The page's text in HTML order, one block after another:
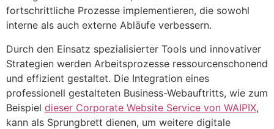
fortschrittliche Prozesse implementieren, die sowohl
interne als auch externe Abläufe verbessern.
Durch den Einsatz spezialisierter Tools und innovativer
Strategien werden Arbeitsprozesse ressourcenschonend
und effizient gestaltet. Die Integration eines
professionell gestalteten Business-Webauftritts, wie zum
Beispiel dieser Corporate Website Service von WAIPIX,
kann als Sprungbrett dienen, um weitere digitale